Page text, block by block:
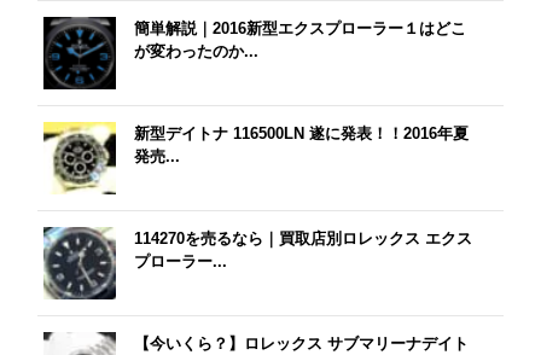
簡単解説｜2016新型エクスプローラー１はどこ
が変わったのか...
新型デイトナ 116500LN 遂に発表！！2016年夏
発売...
114270を売るなら｜買取店別ロレックス エクス
プローラー...
【今いくら？】ロレックス サブマリーナデイト